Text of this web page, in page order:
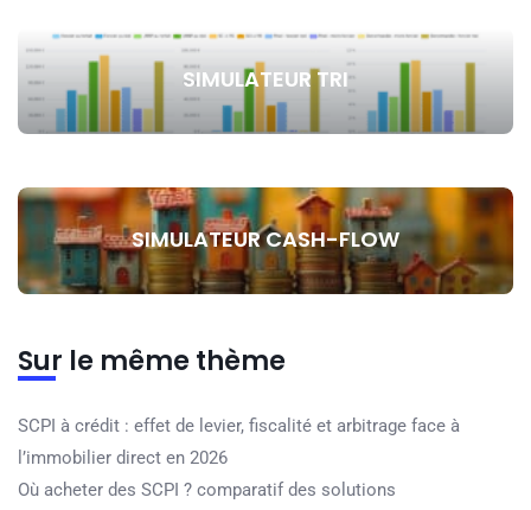
SIMULATEUR TRI
SIMULATEUR CASH-FLOW
Sur le même thème
SCPI à crédit : effet de levier, fiscalité et arbitrage face à
l’immobilier direct en 2026
Où acheter des SCPI ? comparatif des solutions